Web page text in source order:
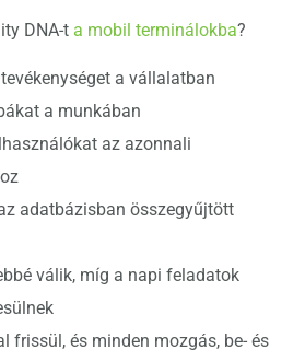
DNA-t a mobil terminálokba?
a vállalatban
a munkában
az azonnali
adatbázisban összegyűjtött
válik, míg a napi feladatok
frissül, és minden mozgás, be- és